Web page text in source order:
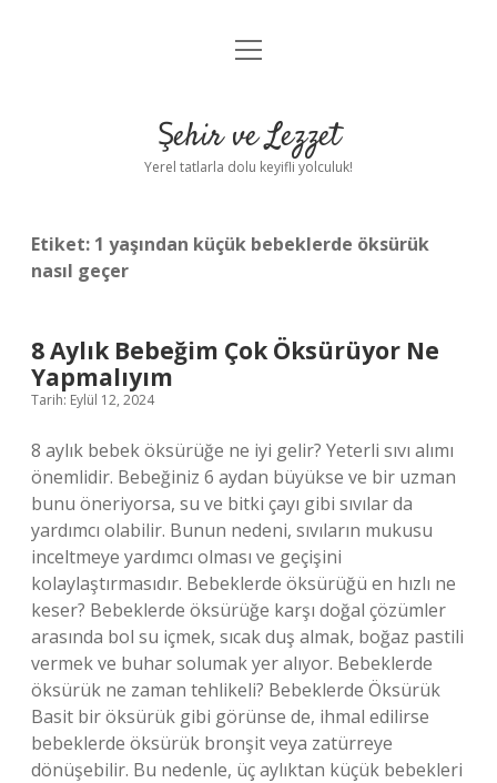
Anasayfa
Yasal Uyarı
menüyü
Şehir ve Lezzet
Yerel tatlarla dolu keyifli yolculuk!
Etiket: 1 yaşından küçük bebeklerde öksürük
nasıl geçer
8 Aylık Bebeğim Çok Öksürüyor Ne
Yapmalıyım
Tarih: Eylül 12, 2024
8 aylık bebek öksürüğe ne iyi gelir? Yeterli sıvı alımı
önemlidir. Bebeğiniz 6 aydan büyükse ve bir uzman
bunu öneriyorsa, su ve bitki çayı gibi sıvılar da
yardımcı olabilir. Bunun nedeni, sıvıların mukusu
inceltmeye yardımcı olması ve geçişini
kolaylaştırmasıdır. Bebeklerde öksürüğü en hızlı ne
keser? Bebeklerde öksürüğe karşı doğal çözümler
arasında bol su içmek, sıcak duş almak, boğaz pastili
vermek ve buhar solumak yer alıyor. Bebeklerde
öksürük ne zaman tehlikeli? Bebeklerde Öksürük
Basit bir öksürük gibi görünse de, ihmal edilirse
bebeklerde öksürük bronşit veya zatürreye
dönüşebilir. Bu nedenle, üç aylıktan küçük bebekleri